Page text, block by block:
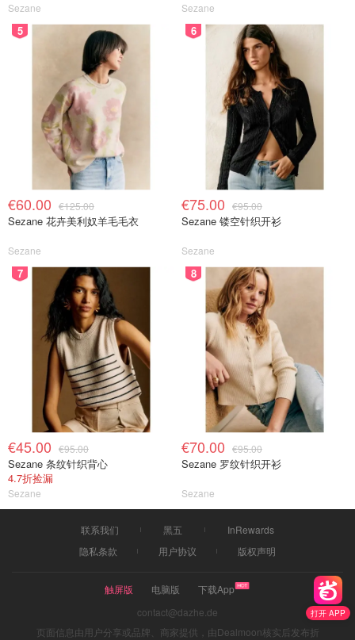
打开 APP
Sezane Sezane
5
€60.00 €125.00
Sezane 花卉美利奴羊毛毛衣
Sezane
6
€75.00 €95.00
Sezane 镂空针织开衫
Sezane
7
€45.00 €95.00
Sezane 条纹针织背心
4.7折捡漏
Sezane
8
€70.00 €95.00
Sezane 罗纹针织开衫
Sezane
联系我们 黑五
InRewards
隐私条款
用户协议 版权声明
触屏版 电脑版
下载App
contact@dazhe.de
页面信息由用户分享或品牌、商家提供，由Dealmoon核实后发布折